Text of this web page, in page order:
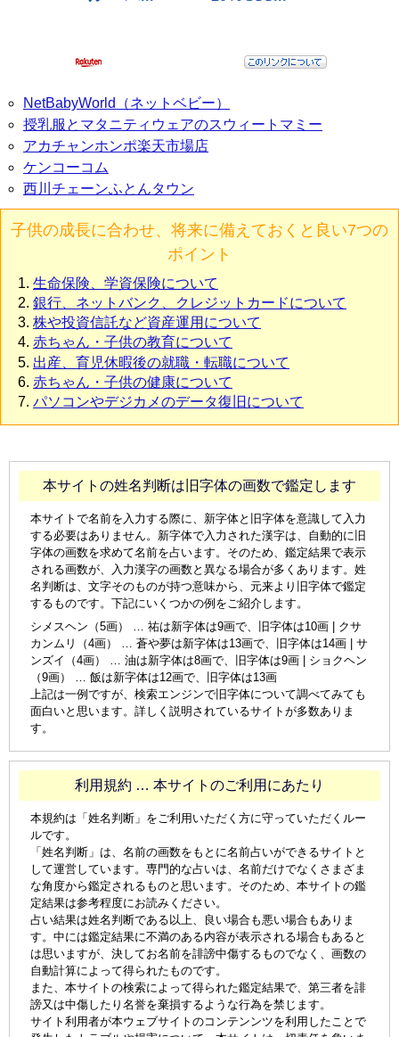
NetBabyWorld（ネットベビー）
授乳服とマタニティウェアのスウィートマミー
アカチャンホンポ楽天市場店
ケンコーコム
西川チェーンふとんタウン
子供の成長に合わせ、将来に備えておくと良い7つの
ポイント
生命保険、学資保険について
銀行、ネットバンク、クレジットカードについて
株や投資信託など資産運用について
赤ちゃん・子供の教育について
出産、育児休暇後の就職・転職について
赤ちゃん・子供の健康について
パソコンやデジカメのデータ復旧について
本サイトの姓名判断は旧字体の画数で鑑定します
本サイトで名前を入力する際に、新字体と旧字体を意識して入力
する必要はありません。新字体で入力された漢字は、自動的に旧
字体の画数を求めて名前を占います。そのため、鑑定結果で表示
される画数が、入力漢字の画数と異なる場合が多くあります。姓
名判断は、文字そのものが持つ意味から、元来より旧字体で鑑定
するものです。下記にいくつかの例をご紹介します。
シメスヘン（5画） … 祐は新字体は9画で、旧字体は10画 | クサ
カンムリ（4画） … 蒼や夢は新字体は13画で、旧字体は14画 | サ
ンズイ（4画） … 油は新字体は8画で、旧字体は9画 | ショクヘン
（9画） … 飯は新字体は12画で、旧字体は13画
上記は一例ですが、検索エンジンで旧字体について調べてみても
面白いと思います。詳しく説明されているサイトが多数ありま
す。
利用規約 … 本サイトのご利用にあたり
本規約は「姓名判断」をご利用いただく方に守っていただくルー
ルです。
「姓名判断」は、名前の画数をもとに名前占いができるサイトと
して運営しています。専門的な占いは、名前だけでなくさまざま
な角度から鑑定されるものと思います。そのため、本サイトの鑑
定結果は参考程度にお読みください。
占い結果は姓名判断である以上、良い場合も悪い場合もありま
す。中には鑑定結果に不満のある内容が表示される場合もあると
は思いますが、決してお名前を誹謗中傷するものでなく、画数の
自動計算によって得られたものです。
また、本サイトの検索によって得られた鑑定結果で、第三者を誹
謗又は中傷したり名誉を棄損するような行為を禁じます。
サイト利用者が本ウェブサイトのコンテンンツを利用したことで